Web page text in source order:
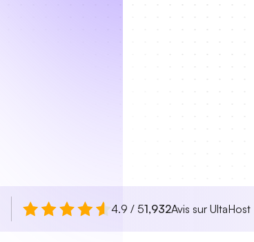
4.9 / 51,932Avis sur UltaHost